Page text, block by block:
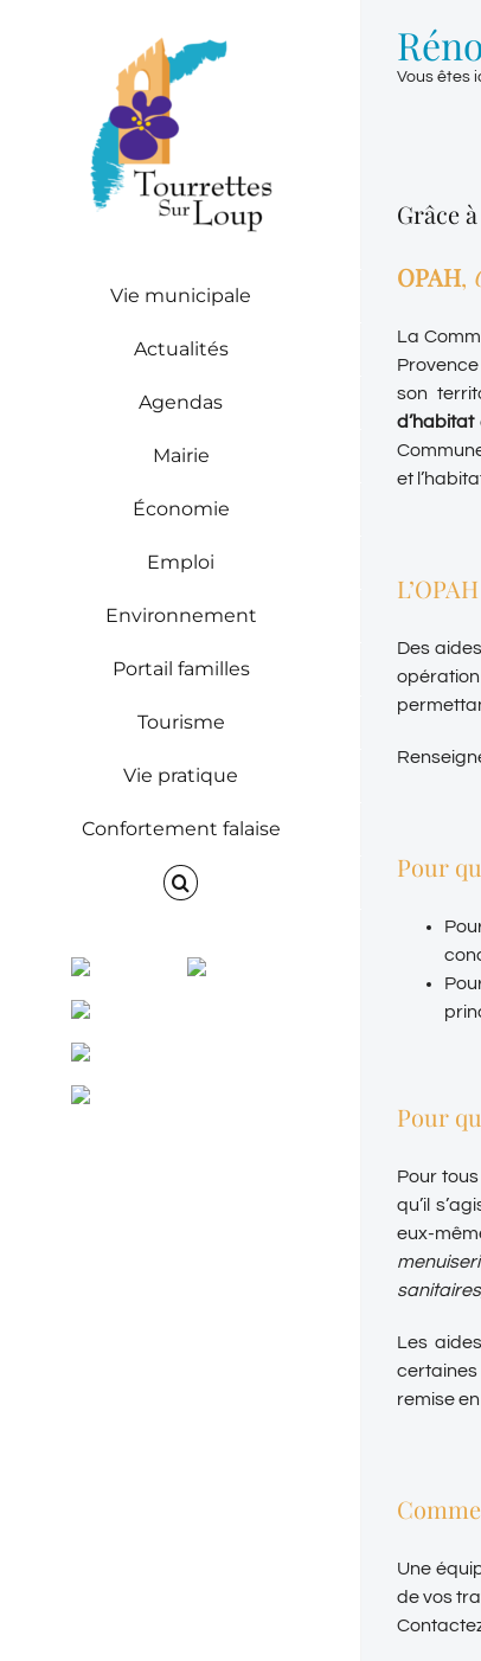
Vie municipale
Actualités
Agendas
Mairie
Économie
Emploi
Environnement
Portail familles
Tourisme
Vie pratique
Confortement falaise
Facebook Instagram
ENVINET
RRS
RSS
Vous êtes
Grâce
OPAH,
La
son
d’habitat
et
Des
Pour
Pour
Pour
qu’il
eux-
Les
remise
Une
de vos